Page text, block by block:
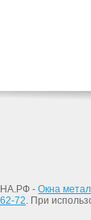
-Окна
72. При